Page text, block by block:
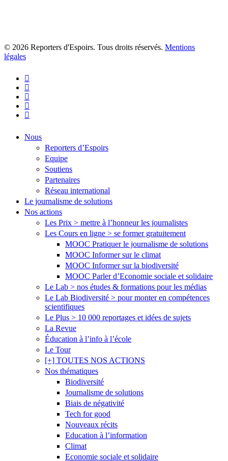
© 2026 Reporters d'Espoirs. Tous droits réservés. Mentions
légales
twitter
facebook
linkedin
youtube
flickr
Close
Nous
Reporters d’Espoirs
Equipe
Soutiens
Partenaires
Réseau international
Le journalisme de solutions
Nos actions
Les Prix > mettre à l’honneur les journalistes
Les Cours en ligne > se former gratuitement
MOOC Pratiquer le journalisme de solutions
MOOC Informer sur le climat
MOOC Informer sur la biodiversité
MOOC Parler d’Economie sociale et solidaire
Le Lab > nos études & formations pour les médias
Le Lab Biodiversité > pour monter en compétences
scientifiques
Le Plus > 10 000 reportages et idées de sujets
La Revue
Éducation à l’info à l’école
Le Tour
[+] TOUTES NOS ACTIONS
Nos thématiques
Biodiversité
Journalisme de solutions
Biais de négativité
Tech for good
Nouveaux récits
Education à l’information
Climat
Economie sociale et solidaire